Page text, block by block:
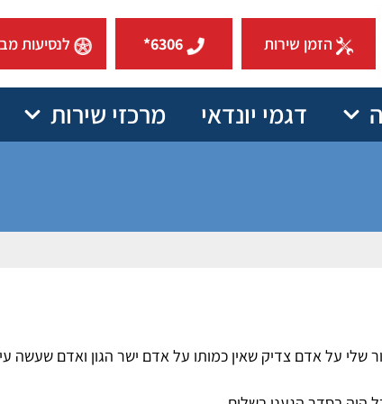
הזמן שירות 6306* לנסיעות
דגמי יונדאי מרכזי שירות
שלי על אדם צדיק שאין כמותו על אדם ישר הגון ואדם שעשה